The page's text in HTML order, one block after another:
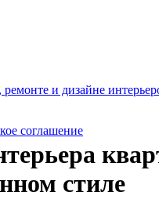
ремонте и дизайне
соглашение
стиле